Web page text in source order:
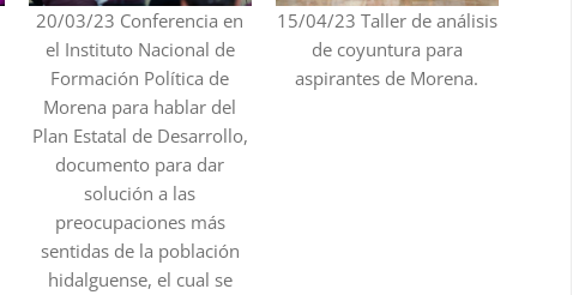
20/03/23 Conferencia en
el Instituto Nacional de
Formación Política de
Morena para hablar del
Plan Estatal de Desarrollo,
documento para dar
solución a las
preocupaciones más
sentidas de la población
hidalguense, el cual se
15/04/23 Taller de análisis
de coyuntura para
aspirantes de Morena.